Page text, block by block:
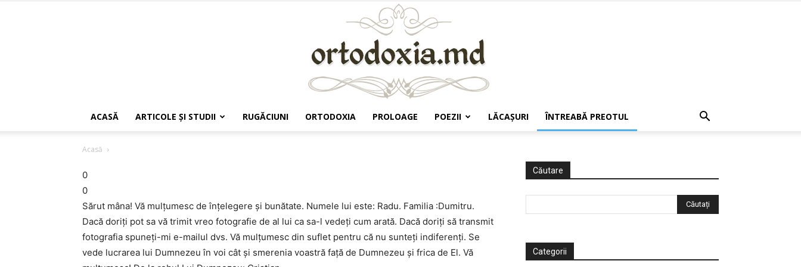
ACASĂ ARTICOLE ŞI STUDII RUGĂCIUNI ORTODOXIA PROLOAGE POEZII LĂCAŞURI ÎNTREABĂ PREOTUL
Acasă
0
0
Sărut mâna! Vă mulţumesc de înţelegere şi bunătate. Numele lui este: Radu. Familia :Dumitru.
Dacă doriţi pot sa vă trimit vreo fotografie de al lui ca sa-l vedeţi cum arată. Dacă doriţi să transmit
fotografia spuneţi-mi e-mailul dvs. Vă mulţumesc din suflet pentru că nu sunteţi indiferenţi. Se
vede lucrarea lui Dumnezeu în voi cât şi smerenia voastră faţă de Dumnezeu şi frica de El. Vă
Căutare
Categorii